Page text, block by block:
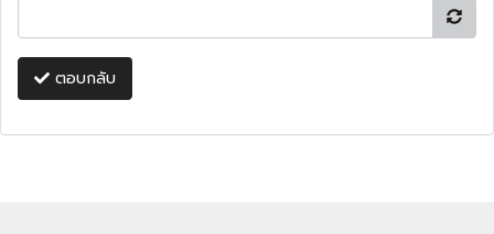
ตอบกลับ